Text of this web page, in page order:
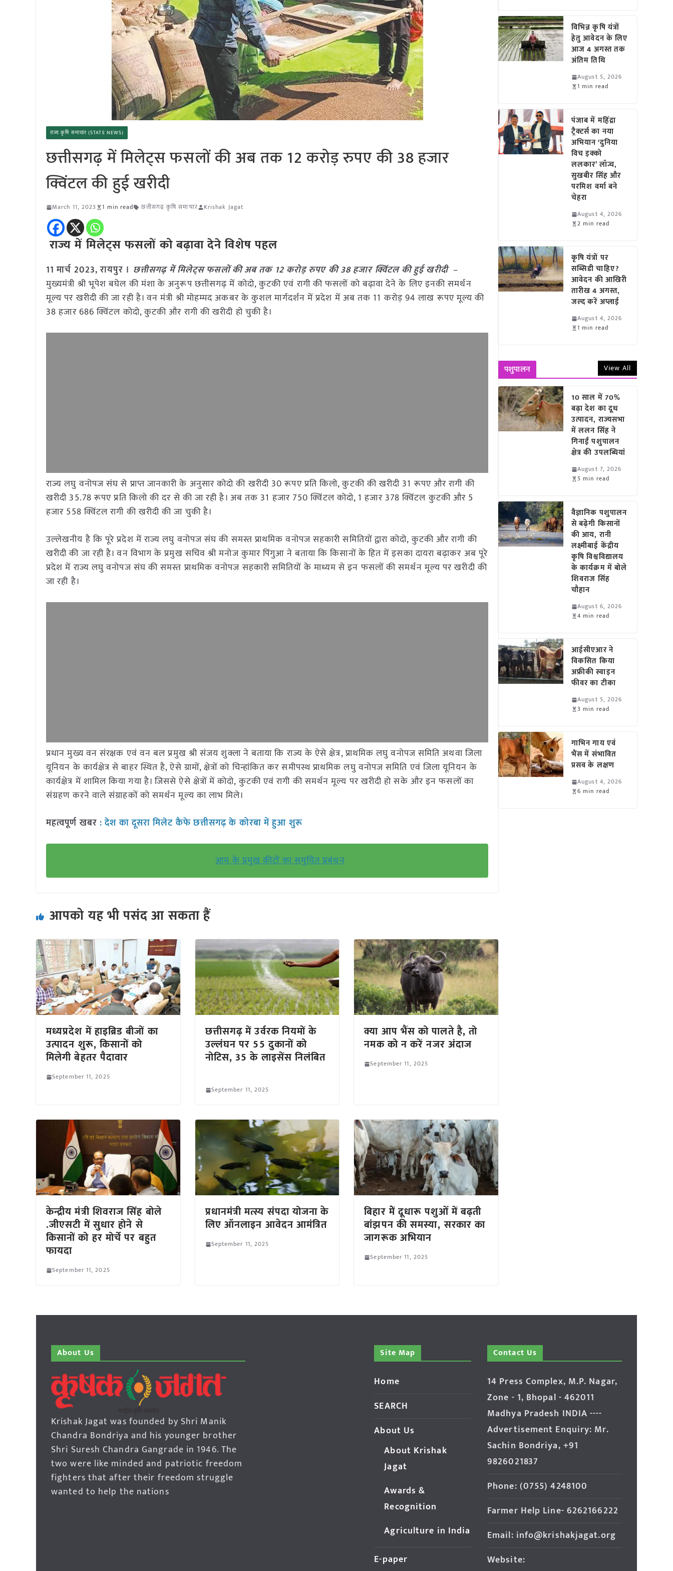
राज्य कृषि समाचार (STATE NEWS)
छत्तीसगढ़ में मिलेट्स फसलों की अब तक 12 करोड़ रुपए की 38 हजार
क्विंटल की हुई खरीदी
March 11, 2023 1 min read छत्तीसगढ़ कृषि समाचार Krishak Jagat
राज्य में मिलेट्स फसलों को बढ़ावा देने विशेष पहल
11 मार्च 2023, रायपुर । छत्तीसगढ़ में मिलेट्स फसलों की अब तक 12 करोड़ रुपए की 38 हजार क्विंटल की हुई खरीदी –
मुख्यमंत्री श्री भूपेश बघेल की मंशा के अनुरूप छत्तीसगढ़ में कोदो, कुटकी एवं रागी की फसलों को बढ़ावा देने के लिए इनकी समर्थन
मूल्य पर खरीदी की जा रही है। वन मंत्री श्री मोहम्मद अकबर के कुशल मार्गदर्शन में प्रदेश में अब तक 11 करोड़ 94 लाख रूपए मूल्य की
38 हजार 686 क्विंटल कोदो, कुटकी और रागी की खरीदी हो चुकी है।
राज्य लघु वनोपज संघ से प्राप्त जानकारी के अनुसार कोदो की खरीदी 30 रूपए प्रति किलो, कुटकी की खरीदी 31 रूपए और रागी की
खरीदी 35.78 रूपए प्रति किलो की दर से की जा रही है। अब तक 31 हजार 750 क्विंटल कोदो, 1 हजार 378 क्विंटल कुटकी और 5
हजार 558 क्विंटल रागी की खरीदी की जा चुकी है।
उल्लेखनीय है कि पूरे प्रदेश में राज्य लघु वनोपज संघ की समस्त प्राथमिक वनोपज सहकारी समितियों द्वारा कोदो, कुटकी और रागी की
खरीदी की जा रही है। वन विभाग के प्रमुख सचिव श्री मनोज कुमार पिंगुआ ने बताया कि किसानों के हित में इसका दायरा बढ़ाकर अब पूरे
प्रदेश में राज्य लघु वनोपज संघ की समस्त प्राथमिक वनोपज सहकारी समितियों के माध्यम से इन फसलों की समर्थन मूल्य पर खरीदी की
जा रही है।
प्रधान मुख्य वन संरक्षक एवं वन बल प्रमुख श्री संजय शुक्ला ने बताया कि राज्य के ऐसे क्षेत्र, प्राथमिक लघु वनोपज समिति अथवा जिला
यूनियन के कार्यक्षेत्र से बाहर स्थित है, ऐसे ग्रामों, क्षेत्रों को चिन्हांकित कर समीपस्थ प्राथमिक लघु वनोपज समिति एवं जिला यूनियन के
कार्यक्षेत्र में शामिल किया गया है। जिससे ऐसे क्षेत्रों में कोदो, कुटकी एवं रागी की समर्थन मूल्य पर खरीदी हो सके और इन फसलों का
संग्रहण करने वाले संग्राहकों को समर्थन मूल्य का लाभ मिले।
महत्वपूर्ण खबर : देश का दूसरा मिलेट कैफे छत्तीसगढ़ के कोरबा में हुआ शुरू
आम के प्रमुख कीटों का समुचित प्रबंधन
आपको यह भी पसंद आ सकता हैं
मध्यप्रदेश में हाइब्रिड बीजों का
उत्पादन शुरू, किसानों को
मिलेगी बेहतर पैदावार
September 11, 2025
छत्तीसगढ़ में उर्वरक नियमों के
उल्लंघन पर 55 दुकानों को
नोटिस, 35 के लाइसेंस निलंबित
September 11, 2025
क्या आप भैंस को पालते है, तो
नमक को न करें नजर अंदाज
September 11, 2025
केन्द्रीय मंत्री शिवराज सिंह बोले
.जीएसटी में सुधार होने से
किसानों को हर मोर्चे पर बहुत
फायदा
September 11, 2025
प्रधानमंत्री मत्स्य संपदा योजना के
लिए ऑनलाइन आवेदन आमंत्रित
September 11, 2025
बिहार मेें दूधारू पशुओं में बढ़ती
बांझपन की समस्या, सरकार का
जागरूक अभियान
September 11, 2025
विभिन्न कृषि यंत्रों
हेतु आवेदन के लिए
आज 4 अगस्त तक
अंतिम तिथि
August 5, 2026
1 min read
पंजाब में महिंद्रा
ट्रैक्टर्स का नया
अभियान ‘दुनिया
विच इक्को
ललकार’ लॉन्च,
सुखबीर सिंह और
परमिश वर्मा बने
चेहरा
August 4, 2026
2 min read
कृषि यंत्रों पर
सब्सिडी चाहिए?
आवेदन की आखिरी
तारीख 4 अगस्त,
जल्द करें अप्लाई
August 4, 2026
1 min read
पशुपालन View All
10 साल में 70%
बढ़ा देश का दूध
उत्पादन, राज्यसभा
में ललन सिंह ने
गिनाईं पशुपालन
क्षेत्र की उपलब्धियां
August 7, 2026
5 min read
वैज्ञानिक पशुपालन
से बढ़ेगी किसानों
की आय, रानी
लक्ष्मीबाई केंद्रीय
कृषि विश्वविद्यालय
के कार्यक्रम में बोले
शिवराज सिंह
चौहान
August 6, 2026
4 min read
आईसीएआर ने
विकसित किया
अफ्रीकी स्वाइन
फीवर का टीका
August 5, 2026
3 min read
गाभिन गाय एवं
भैंस में संभावित
प्रसव के लक्षण
August 4, 2026
6 min read
About Us
Krishak Jagat was founded by Shri Manik
Chandra Bondriya and his younger brother
Shri Suresh Chandra Gangrade in 1946. The
two were like minded and patriotic freedom
fighters that after their freedom struggle
wanted to help the nations
Site Map
Home
SEARCH
About Us
About Krishak
Jagat
Awards &
Recognition
Agriculture in India
E-paper
Contact Us
14 Press Complex, M.P. Nagar,
Zone - 1, Bhopal - 462011
Madhya Pradesh INDIA ----
Advertisement Enquiry: Mr.
Sachin Bondriya, +91
9826021837
Phone: (0755) 4248100
Farmer Help Line- 6262166222
Email: info@krishakjagat.org
Website: